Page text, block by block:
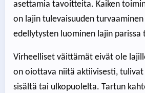
asettamia tavoitteita. Kaiken
on lajin tulevaisuuden
edellytysten luominen lajin
Virheelliset väittämät eivät ole
on oiottava niitä aktiivisesti,
sisältä tai ulkopuolelta. Tartun